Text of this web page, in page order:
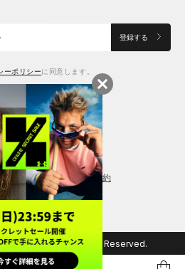
登録する
ーポリシーに同意します。
く通販の表記 会員規約
シー
Corporation. All Rights Reserved.